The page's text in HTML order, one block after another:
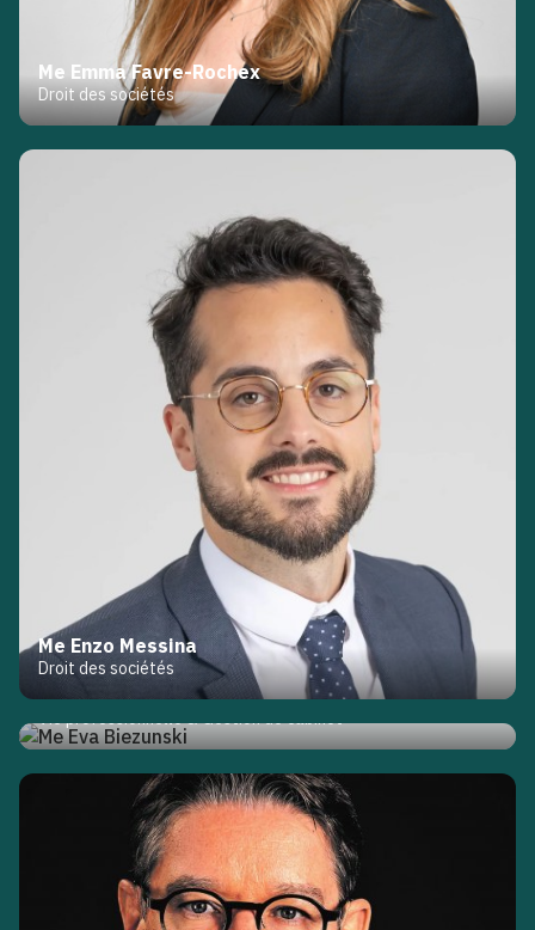
Me Emma Favre-Rochex
Droit des sociétés
Me Enzo Messina
Droit des sociétés
Me Eva Biezunski
Vie professionnelle & Gestion de cabinet